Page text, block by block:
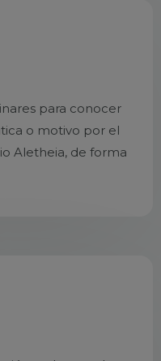
para conocer
o motivo por el
Aletheia, de forma